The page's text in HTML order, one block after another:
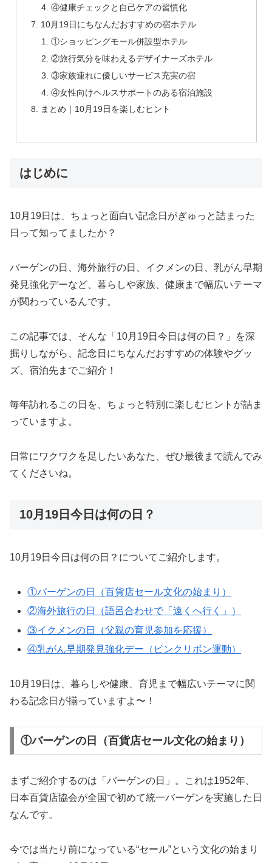
④健康チェックと自己ケアの習慣化
10月19日にちなんだおすすめの宿ホテル
①ショッピングモール併設型ホテル
②旅行気分を味わえるデザイナーズホテル
③家族連れに優しいサービス充実の宿
④女性向けヘルスサポートのある宿泊施設
まとめ｜10月19日を楽しむヒント
はじめに
10月19日は、ちょっと面白い記念日がぎゅっと詰まった
日って知ってましたか？
バーゲンの日、海外旅行の日、イクメンの日、乳がん早期
発見強化デーなど、暮らしや家族、健康まで幅広いテーマ
が関わっているんです。
この記事では、そんな「10月19日今日は何の日？」を深
掘りしながら、記念日にちなんだおすすめの体験やグッ
ズ、宿泊先までご紹介！
毎年訪れるこの日を、ちょっと特別に楽しむヒントが詰ま
っていますよ。
日常にワクワクを足したいあなた、ぜひ最後まで読んでみ
てくださいね。
10月19日今日は何の日？
10月19日今日は何の日？についてご紹介します。
①バーゲンの日（百貨店セール文化の始まり）
②海外旅行の日（語呂合わせで「遠くへ行く」）
③イクメンの日（父親の育児参加を応援）
④乳がん早期発見強化デー（ピンクリボン運動）
10月19日は、暮らしや健康、育児まで幅広いテーマに関
わる記念日が揃っていますよ〜！
①バーゲンの日（百貨店セール文化の始まり）
まずご紹介するのは「バーゲンの日」。これは1952年、
日本百貨店協会が全国で初めて統一バーゲンを実施した日
なんです。
今では当たり前になっている“セール”という文化の始まり